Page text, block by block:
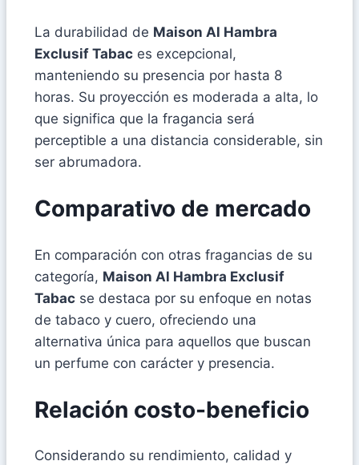
La durabilidad de Maison Al Hambra
Exclusif Tabac es excepcional,
manteniendo su presencia por hasta 8
horas. Su proyección es moderada a alta, lo
que significa que la fragancia será
perceptible a una distancia considerable, sin
ser abrumadora.
Comparativo de mercado
En comparación con otras fragancias de su
categoría, Maison Al Hambra Exclusif
Tabac se destaca por su enfoque en notas
de tabaco y cuero, ofreciendo una
alternativa única para aquellos que buscan
un perfume con carácter y presencia.
Relación costo-beneficio
Considerando su rendimiento, calidad y